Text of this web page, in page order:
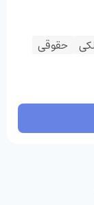
حقوقی